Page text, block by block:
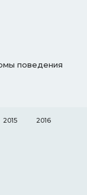
поведения
2015
2016